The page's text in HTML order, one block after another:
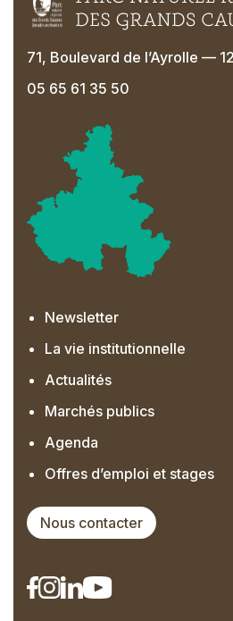
71, Boulevard de l’Ayrolle —
05 65 61 35 50
Newsletter
La vie institutionnelle
Actualités
Marchés publics
Agenda
Offres d’emploi et stages
Nous contacter